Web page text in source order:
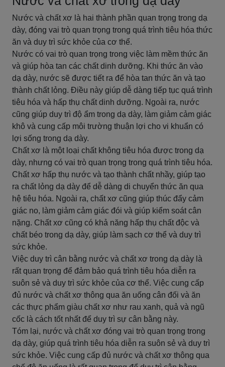
Nước và chất xơ là hai thành phần quan trọng trong dạ
dày, đóng vai trò quan trọng trong quá trình tiêu hóa thức
ăn và duy trì sức khỏe của cơ thể.
Nước có vai trò quan trọng trong việc làm mềm thức ăn
và giúp hòa tan các chất dinh dưỡng. Khi thức ăn vào
dạ dày, nước sẽ được tiết ra để hòa tan thức ăn và tạo
thành chất lỏng. Điều này giúp dễ dàng tiếp tục quá trình
tiêu hóa và hấp thụ chất dinh dưỡng. Ngoài ra, nước
cũng giúp duy trì độ ẩm trong dạ dày, làm giảm cảm giác
khô và cung cấp môi trường thuận lợi cho vi khuẩn có
lợi sống trong dạ dày.
Chất xơ là một loại chất không tiêu hóa được trong dạ
dày, nhưng có vai trò quan trọng trong quá trình tiêu hóa.
Chất xơ hấp thụ nước và tạo thành chất nhầy, giúp tạo
ra chất lỏng dạ dày để dễ dàng di chuyển thức ăn qua
hệ tiêu hóa. Ngoài ra, chất xơ cũng giúp thúc đẩy cảm
giác no, làm giảm cảm giác đói và giúp kiểm soát cân
nặng. Chất xơ cũng có khả năng hấp thụ chất độc và
chất béo trong dạ dày, giúp làm sạch cơ thể và duy trì
sức khỏe.
Việc duy trì cân bằng nước và chất xơ trong dạ dày là
rất quan trọng để đảm bảo quá trình tiêu hóa diễn ra
suôn sẻ và duy trì sức khỏe của cơ thể. Việc cung cấp
đủ nước và chất xơ thông qua ăn uống cân đối và ăn
các thực phẩm giàu chất xơ như rau xanh, quả và ngũ
cốc là cách tốt nhất để duy trì sự cân bằng này.
Tóm lại, nước và chất xơ đóng vai trò quan trọng trong
dạ dày, giúp quá trình tiêu hóa diễn ra suôn sẻ và duy trì
sức khỏe. Việc cung cấp đủ nước và chất xơ thông qua